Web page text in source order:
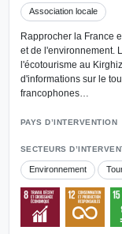
Association locale
Rapprocher la France
et de l'environnement.
l'écotourisme au
d'informations sur le
francophones…
PAYS D’INTERVENTION
SECTEURS
Environnement